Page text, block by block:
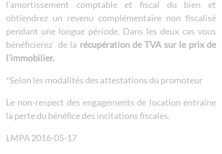
l’amortissement comptable et fiscal du bien et
obtiendrez un revenu complémentaire non fiscalisé
pendant une longue période. Dans les deux cas vous
bénéficierez de la récupération de TVA sur le prix de
l’immobilier.
*Selon les modalités des attestations du promoteur
Le non-respect des engagements de location entraîne
la perte du bénéfice des incitations fiscales.
LMPA 2016-05-17